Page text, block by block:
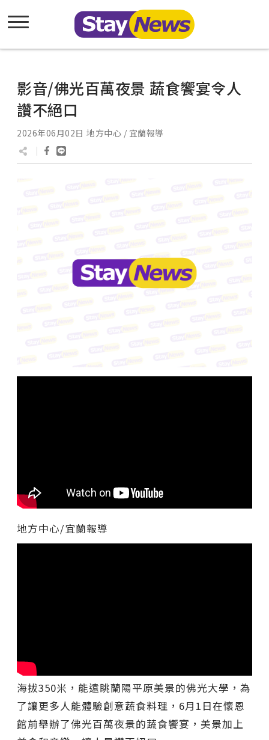
影音/佛光百萬夜景 蔬食饗宴令人
讚不絕口
2026年06月02日 地方中心 / 宜蘭報導
地方中心/宜蘭報導
海拔350米，能遠眺蘭陽平原美景的佛光大學，為
了讓更多人能體驗創意蔬食料理，6月1日在懷恩
館前舉辦了佛光百萬夜景的蔬食饗宴，美景加上